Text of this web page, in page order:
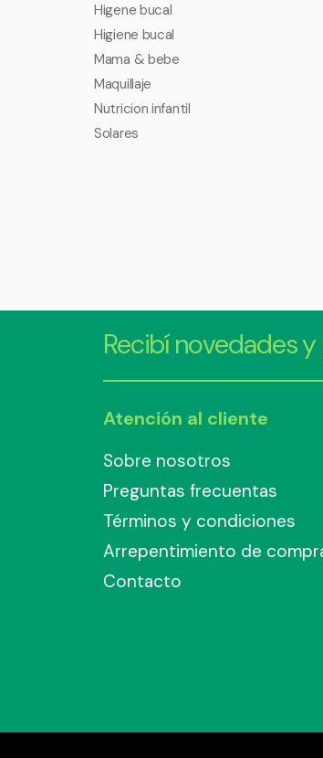
Higene bucal
Higiene bucal
Mama & bebe
Maquillaje
Nutricion infantil
Solares
Recibí novedades
Atención al cliente
Sobre nosotros
Preguntas frecuentas
Términos y condiciones
Arrepentimiento de
Contacto